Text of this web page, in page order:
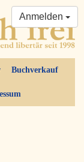
Buchverkauf
Anmelden